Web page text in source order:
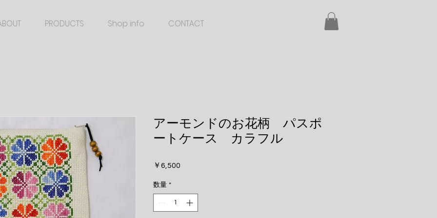
PRODUCTS Shop info CONTACT
アーモンドのお花柄 パスポ
ートケース カラフル
￥6,500
数量 *